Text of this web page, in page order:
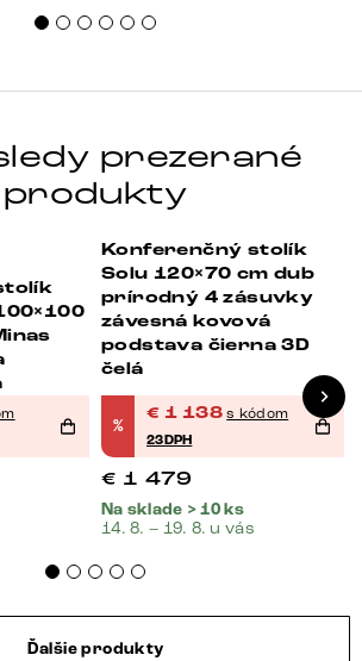
prezerané
produkty
-23%
Konferenčný stolík
Solu 120×70 cm dub
prírodný 4 zásuvky
závesná kovová
podstava čierna 3D
čelá
%
€ 1 138 s kódom
23DPH
€ 1 479
Na sklade > 10 ks
14. 8. – 19. 8. u vás
Ďalšie produkty